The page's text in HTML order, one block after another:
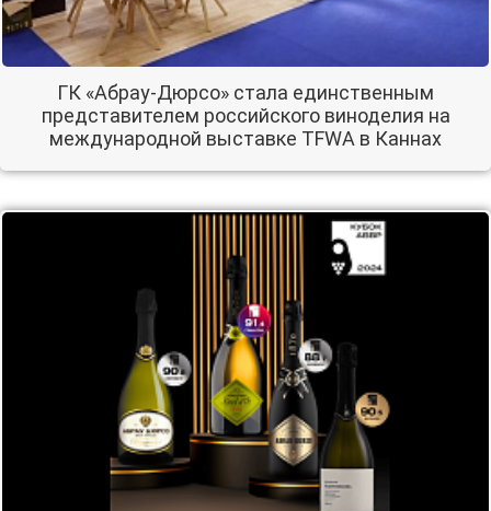
ГК «Абрау-Дюрсо» стала единственным
представителем российского виноделия на
международной выставке TFWA в Каннах